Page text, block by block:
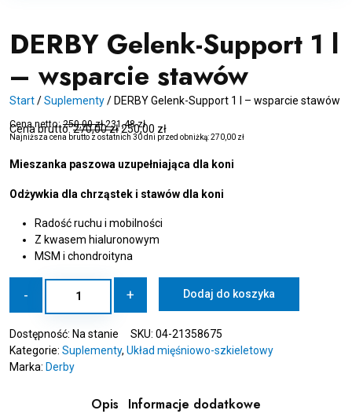
DERBY Gelenk-Support 1 l
– wsparcie stawów
Start/Suplementy/ DERBY Gelenk-Support 1 l – wsparcie stawów
Cena netto:250,00zł 231,48zł
Cena brutto:270,00zł250,00 zł
Najniższa cena brutto z ostatnich 30 dni przed obniżką:270,00 zł
Mieszanka paszowa uzupełniająca dla koni
Odżywkia dla chrząstek i stawów dla koni
Radość ruchu i mobilności
Z kwasem hialuronowym
MSM i chondroityna
-
ilość
Gelenk-
Support
1
+ Dodaj do koszyka
Dostępność: Na stanie SKU: 04-21358675
Kategorie: Suplementy, Układ mięśniowo-szkieletowy
Marka: Derby
Opis Informacje dodatkowe